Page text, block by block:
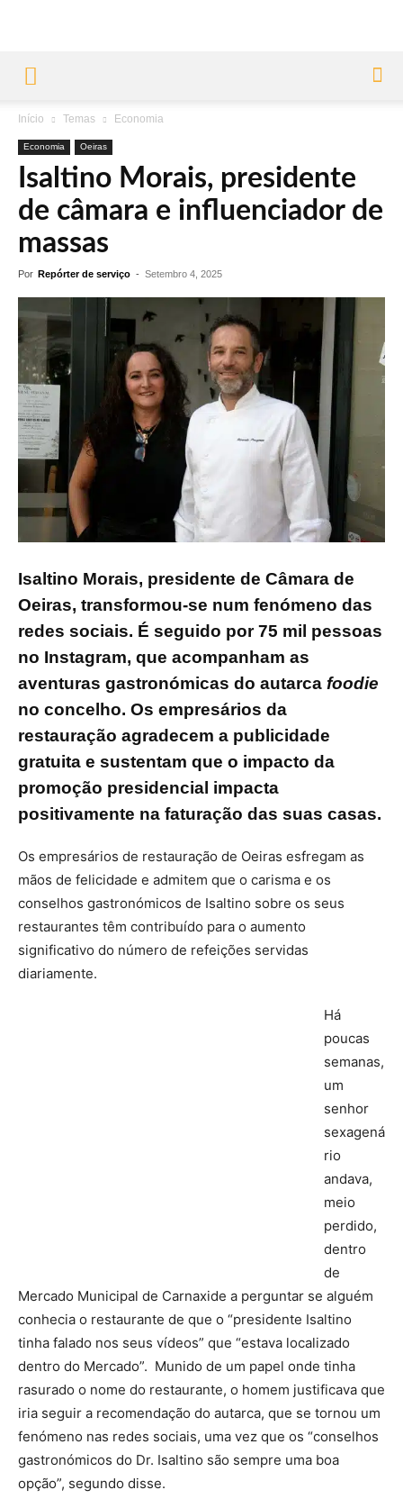
Início Temas Economia
Economia Oeiras
Isaltino Morais, presidente
de câmara e influenciador de
massas
Por Repórter de serviço - Setembro 4, 2025
Isaltino Morais, presidente de Câmara de
Oeiras, transformou-se num fenómeno das
redes sociais. É seguido por 75 mil pessoas
no Instagram, que acompanham as
aventuras gastronómicas do autarca foodie
no concelho. Os empresários da
restauração agradecem a publicidade
gratuita e sustentam que o impacto da
promoção presidencial impacta
positivamente na faturação das suas casas.
Os empresários de restauração de Oeiras esfregam as
mãos de felicidade e admitem que o carisma e os
conselhos gastronómicos de Isaltino sobre os seus
restaurantes têm contribuído para o aumento
significativo do número de refeições servidas
diariamente.
Há
poucas
semanas,
um
senhor
sexagená
rio
andava,
meio
perdido,
dentro
de
Mercado Municipal de Carnaxide a perguntar se alguém
conhecia o restaurante de que o “presidente Isaltino
tinha falado nos seus vídeos” que “estava localizado
dentro do Mercado”. Munido de um papel onde tinha
rasurado o nome do restaurante, o homem justificava que
iria seguir a recomendação do autarca, que se tornou um
fenómeno nas redes sociais, uma vez que os “conselhos
gastronómicos do Dr. Isaltino são sempre uma boa
opção”, segundo disse.